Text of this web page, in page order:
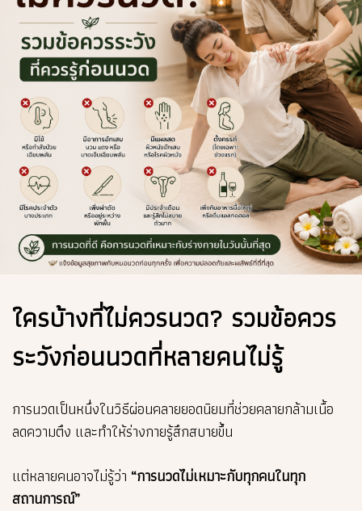
ใครบ้างที่ไม่ควรนวด? รวมข้อควร
ระวังก่อนนวดที่หลายคนไม่รู้
การนวดเป็นหนึ่งในวิธีผ่อนคลายยอดนิยมที่ช่วยคลายกล้ามเนื้อ
ลดความตึง และทำให้ร่างกายรู้สึกสบายขึ้น
แต่หลายคนอาจไม่รู้ว่า “การนวดไม่เหมาะกับทุกคนในทุก
สถานการณ์”